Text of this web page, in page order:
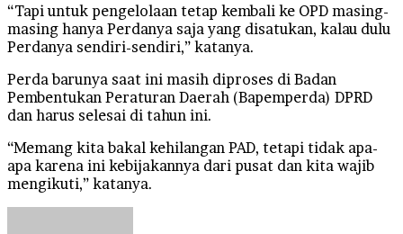
“Tapi untuk pengelolaan tetap kembali ke OPD masing-
masing hanya Perdanya saja yang disatukan, kalau dulu
Perdanya sendiri-sendiri,” katanya.
Perda barunya saat ini masih diproses di Badan
Pembentukan Peraturan Daerah (Bapemperda) DPRD
dan harus selesai di tahun ini.
“Memang kita bakal kehilangan PAD, tetapi tidak apa-
apa karena ini kebijakannya dari pusat dan kita wajib
mengikuti,” katanya.